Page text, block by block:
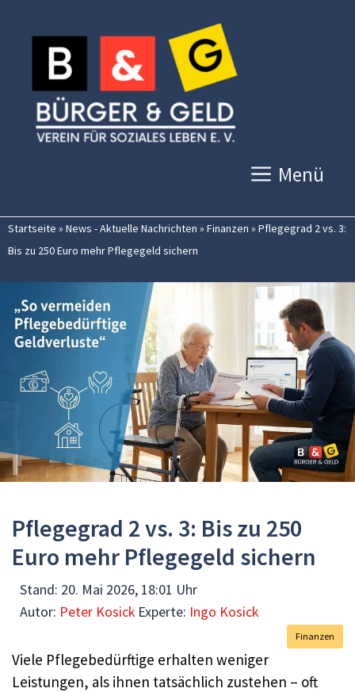
Inhalt
springen
Menü
Startseite » News - Aktuelle Nachrichten » Finanzen » Pflegegrad 2 vs. 3:
Bis zu 250 Euro mehr Pflegegeld sichern
Pflegegrad 2 vs. 3: Bis zu 250
Euro mehr Pflegegeld sichern
Stand: 20. Mai 2026, 18:01 Uhr
Autor: Peter Kosick Experte: Ingo Kosick
Finanzen
Viele Pflegebedürftige erhalten weniger
Leistungen, als ihnen tatsächlich zustehen – oft